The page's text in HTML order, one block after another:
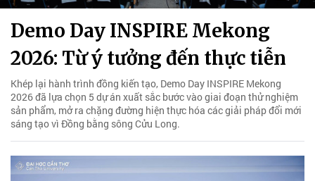
Demo Day INSPIRE Mekong
2026: Từ ý tưởng đến thực tiễn
Khép lại hành trình đồng kiến tạo, Demo Day INSPIRE Mekong
2026 đã lựa chọn 5 dự án xuất sắc bước vào giai đoạn thử nghiệm
sản phẩm, mở ra chặng đường hiện thực hóa các giải pháp đổi mới
sáng tạo vì Đồng bằng sông Cửu Long.